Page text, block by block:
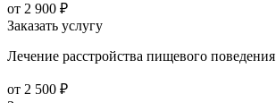
от 2 900 ₽
Заказать услугу
Лечение расстройства пищевого поведения
от 2 500 ₽